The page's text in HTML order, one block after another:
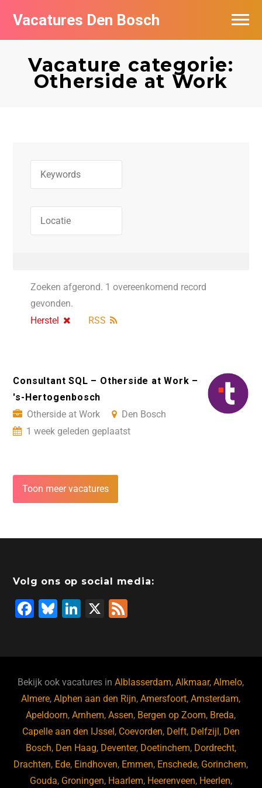
Vacatures Den Bosch
Vacature categorie:
Otherside at Work
Zoeken afgerond. 1 overeenkomend record
gevonden.
Herstel
RSS
Consultant SQL – Otherside at Work –
's-Hertogenbosch
Otherside at Work
Den Bosch
1 week geleden geplaatst
Toon meer vacatures
Volg ons op social media:
F
b
o
o
k
Bl
ky
Li
dI
n
X
Bekijk ook vacatures inAlblasserdam,Alkmaar,Almelo,
Almere,Alphen aan den Rijn,Amersfoort,Amsterdam,
Apeldoorn,Arnhem,Assen, Bergen op Zoom, Breda,
Capelle aan den IJssel , Coevorden, Delft, Delfzijl , Den
Bosch, Den Haag, Deventer, Doetinchem, Dordrecht,
Drachten, Ede, Eindhoven, Emmen, Enschede, Gorinchem,
Gouda, Groningen, Haarlem, Heerenveen, Heerlen,
Vacatures per bedrijf in Den Bosch
De populairste vacatures in Den Bosch